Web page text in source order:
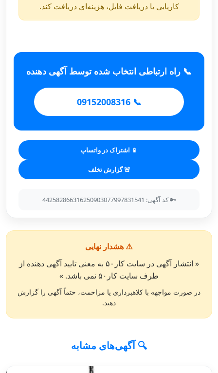
کاریابی یا دریافت فایل، هزینه‌ای دریافت کند.
📞 راه ارتباطی انتخاب شده توسط آگهی دهنده
📞 09152008316
📱 اشتراک در واتساپ
🚨 گزارش تخلف
🔑 کد آگهی: 442582866316250903077997831541
⚠️ هشدار نهایی
« انتشار آگهی در سایت کار۵۰ به معنی تایید آگهی دهنده از
طرف سایت کار۵۰ نمی باشد. »
در صورت مواجهه با کلاهبرداری یا مزاحمت، حتماً آگهی را گزارش
دهید.
🔍 آگهی‌های مشابه